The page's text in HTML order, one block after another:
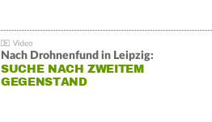
Nach Drohnenfund in Leipzig:
SUCHE NACH ZWEITEM
GEGENSTAND